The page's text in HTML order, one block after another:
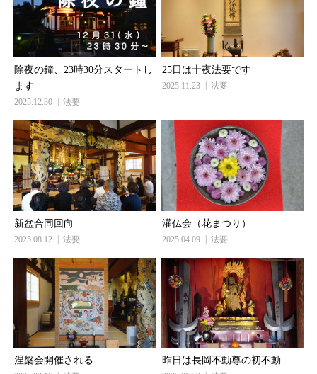
除夜の鐘、23時30分スタートし
ます
2025.12.30 法要
25日は十夜法要です
2025.11.23 法要
新盆合同回向
2025.08.12 法要
灌仏会（花まつり）
2025.04.09 法要
涅槃会開催される 昨日は長岡不動尊の初不動